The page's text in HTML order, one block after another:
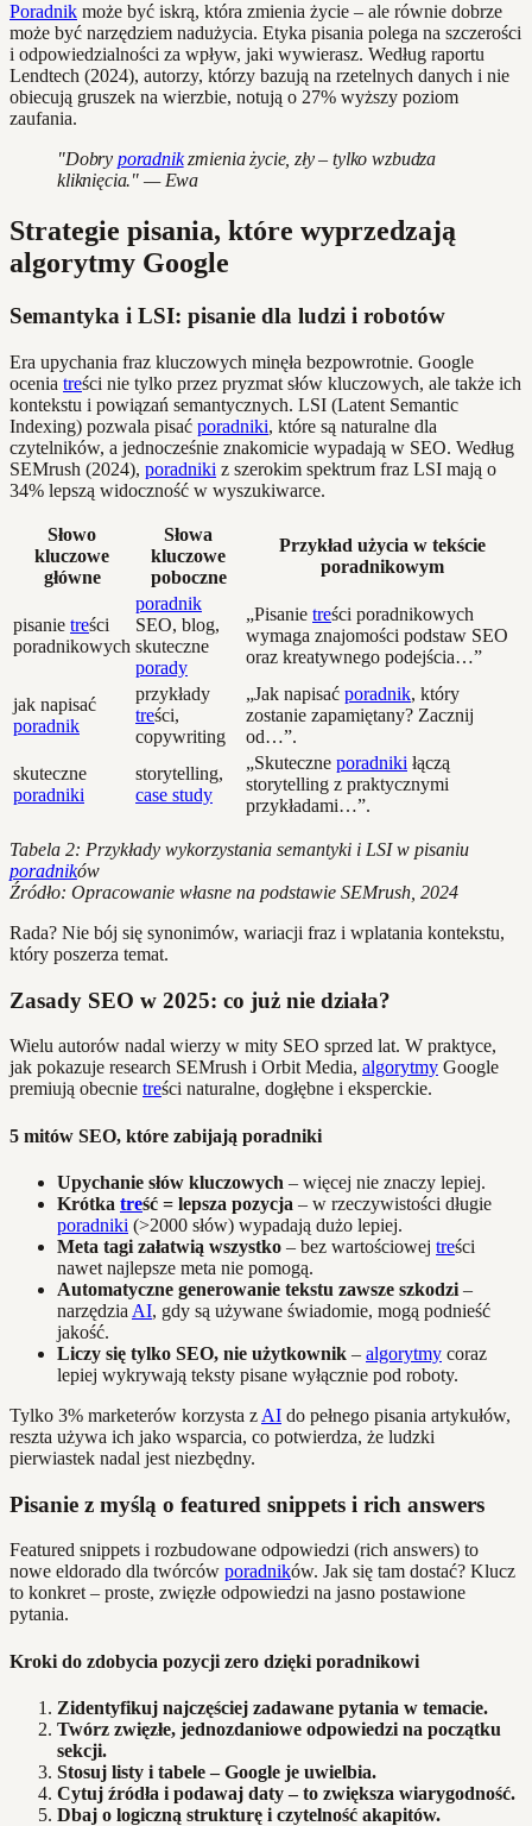
Poradnik może być iskrą, która zmienia życie – ale równie dobrze
może być narzędziem nadużycia. Etyka pisania polega na szczerości
i odpowiedzialności za wpływ, jaki wywierasz. Według raportu
Lendtech (2024), autorzy, którzy bazują na rzetelnych danych i nie
obiecują gruszek na wierzbie, notują o 27% wyższy poziom
zaufania.
"Dobry poradnikzmienia życie, zły – tylko wzbudza
kliknięcia." — Ewa
Strategie pisania, które wyprzedzają
algorytmy Google
Semantyka i LSI: pisanie dla ludzi i robotów
Era upychania fraz kluczowych minęła bezpowrotnie. Google
ocenia treści nie tylko przez pryzmat słów kluczowych, ale także ich
kontekstu i powiązań semantycznych. LSI (Latent Semantic
Indexing) pozwala pisać poradniki, które są naturalne dla
czytelników, a jednocześnie znakomicie wypadają w SEO. Według
SEMrush (2024), poradniki z szerokim spektrum fraz LSI mają o
34% lepszą widoczność w wyszukiwarce.
Słowo
kluczowe
główne
Słowa
kluczowe
poboczne
Przykład użycia w tekście
poradnikowym
pisanie treści
poradnikowych
poradnik
SEO, blog,
skuteczne
porady
„Pisanie treści poradnikowych
wymaga znajomości podstaw SEO
oraz kreatywnego podejścia…”
jak napisać
poradnik
przykłady
treści,
copywriting
„Jak napisać poradnik, który
zostanie zapamiętany? Zacznij
od…”.
skuteczne
poradniki
storytelling,
case study
„Skuteczne poradniki łączą
storytelling z praktycznymi
przykładami…”.
Tabela 2: Przykłady wykorzystania semantyki i LSI w pisaniu
poradników
Źródło: Opracowanie własne na podstawie SEMrush, 2024
Rada? Nie bój się synonimów, wariacji fraz i wplatania kontekstu,
który poszerza temat.
Zasady SEO w 2025: co już nie działa?
Wielu autorów nadal wierzy w mity SEO sprzed lat. W praktyce,
jak pokazuje research SEMrush i Orbit Media, algorytmy Google
premiują obecnie treści naturalne, dogłębne i eksperckie.
5 mitów SEO, które zabijają poradniki
Upychanie słów kluczowych – więcej nie znaczy lepiej.
Krótka treść = lepsza pozycja – w rzeczywistości długie
poradniki (>2000 słów) wypadają dużo lepiej.
Meta tagi załatwią wszystko – bez wartościowej treści
nawet najlepsze meta nie pomogą.
Automatyczne generowanie tekstu zawsze szkodzi –
narzędzia AI, gdy są używane świadomie, mogą podnieść
jakość.
Liczy się tylko SEO, nie użytkownik – algorytmy coraz
lepiej wykrywają teksty pisane wyłącznie pod roboty.
Tylko 3% marketerów korzysta z AI do pełnego pisania artykułów,
reszta używa ich jako wsparcia, co potwierdza, że ludzki
pierwiastek nadal jest niezbędny.
Pisanie z myślą o featured snippets i rich answers
Featured snippets i rozbudowane odpowiedzi (rich answers) to
nowe eldorado dla twórców poradników. Jak się tam dostać? Klucz
to konkret – proste, zwięzłe odpowiedzi na jasno postawione
pytania.
Kroki do zdobycia pozycji zero dzięki poradnikowi
Zidentyfikuj najczęściej zadawane pytania w temacie.
Twórz zwięzłe, jednozdaniowe odpowiedzi na początku
sekcji.
Stosuj listy i tabele – Google je uwielbia.
Cytuj źródła i podawaj daty – to zwiększa wiarygodność.
Dbaj o logiczną strukturę i czytelność akapitów.